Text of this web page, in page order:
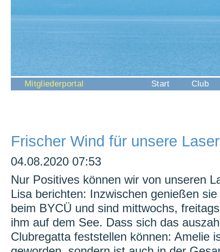
Navigation
Start Club
Mitgliederportal
Frischer Wind für unsere
04.08.2020 07:53
Nur Positives können wir von unseren
Lisa berichten: Inzwischen genießen
beim BYCÜ und sind mittwochs,
ihm auf dem See. Dass sich das
Clubregatta feststellen können: Amelie